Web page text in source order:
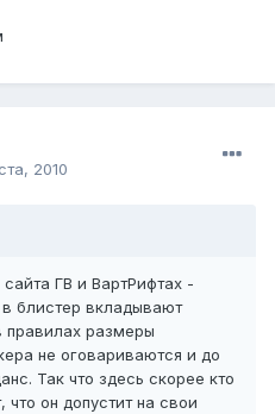
2010
ГВ и ВартРифтах -
блистер вкладывают
правилах размеры
не оговариваются и до
Так что здесь скорее кто
он допустит на свои